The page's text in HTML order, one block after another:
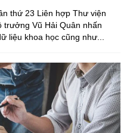
thứ 23 Liên hợp Thư viện
trưởng Vũ Hải Quân nhấn
liệu khoa học cũng như...